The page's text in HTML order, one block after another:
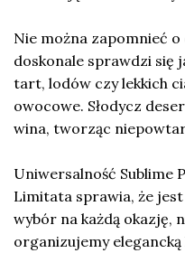
Nie można zapomnieć
doskonale sprawdzi się
tart, lodów czy lekkich
owocowe. Słodycz
wina, tworząc
Uniwersalność Sublime
Limitata sprawia, że
wybór na każdą okazję,
organizujemy